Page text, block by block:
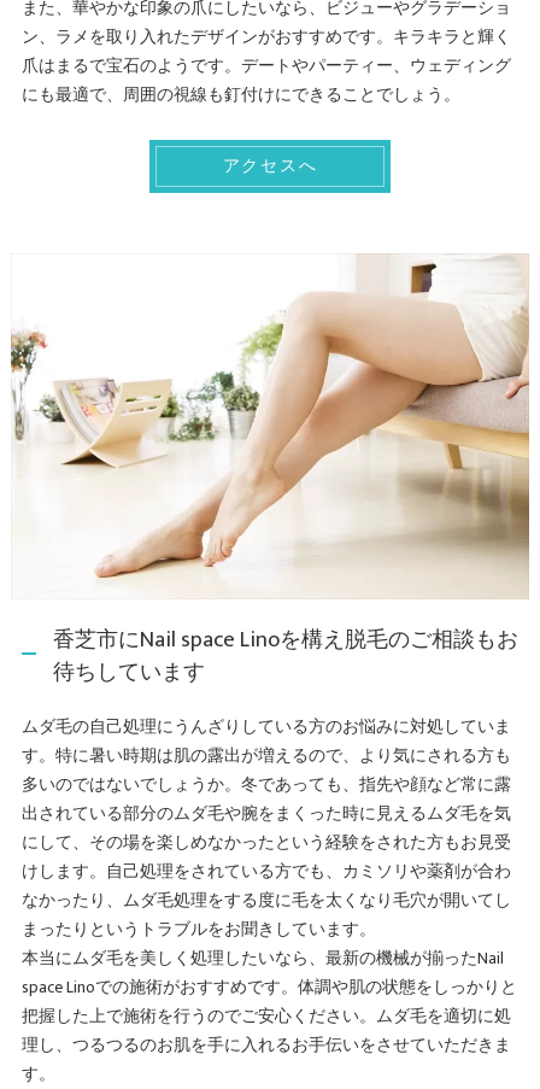
また、華やかな印象の爪にしたいなら、ビジューやグラデーショ
ン、ラメを取り入れたデザインがおすすめです。キラキラと輝く
爪はまるで宝石のようです。デートやパーティー、ウェディング
にも最適で、周囲の視線も釘付けにできることでしょう。
アクセスへ
香芝市にNail space Linoを構え脱毛のご相談もお
待ちしています
ムダ毛の自己処理にうんざりしている方のお悩みに対処していま
す。特に暑い時期は肌の露出が増えるので、より気にされる方も
多いのではないでしょうか。冬であっても、指先や顔など常に露
出されている部分のムダ毛や腕をまくった時に見えるムダ毛を気
にして、その場を楽しめなかったという経験をされた方もお見受
けします。自己処理をされている方でも、カミソリや薬剤が合わ
なかったり、ムダ毛処理をする度に毛を太くなり毛穴が開いてし
まったりというトラブルをお聞きしています。
本当にムダ毛を美しく処理したいなら、最新の機械が揃ったNail
space Linoでの施術がおすすめです。体調や肌の状態をしっかりと
把握した上で施術を行うのでご安心ください。ムダ毛を適切に処
理し、つるつるのお肌を手に入れるお手伝いをさせていただきま
す。